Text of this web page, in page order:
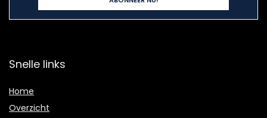
Snelle links
Home
Overzicht